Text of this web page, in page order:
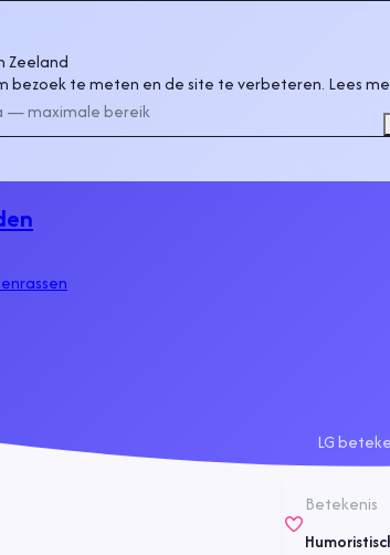
Zeeland
— maximale bereik
LG
Betekenis
bezoek te meten en de site te verbeteren. Lees